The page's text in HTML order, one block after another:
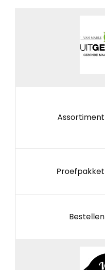
Assortiment
Proefpakket
Bestellen